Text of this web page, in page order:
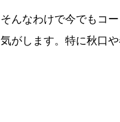
そんなわけで今でもコ
気がします。特に秋口